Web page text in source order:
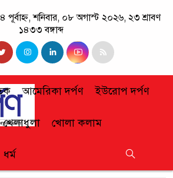
পূর্বাহ্ন, শনিবার, ০৮ অগাস্ট ২০২৬, ২৩ শ্রাবণ
১৪৩৩ বঙ্গাব্দ
আমেরিকা দর্পণ ইউরোপ দর্পণ
খেলাধুলা খোলা কলাম
ধর্ম